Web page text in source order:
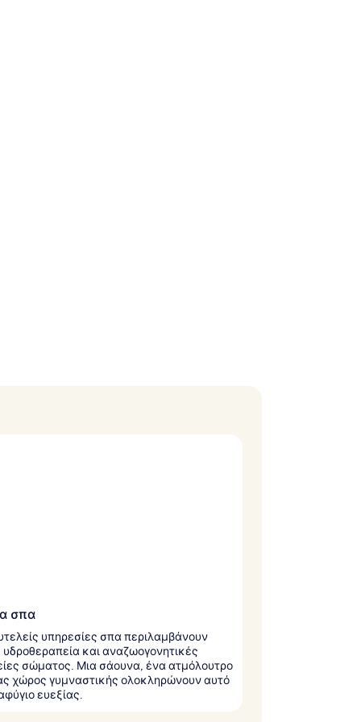
σπα
υπηρεσίες σπα περιλαμβάνουν
και αναζωογονητικές
σώματος. Μια σάουνα, ένα ατμόλουτρο
χώρος γυμναστικής ολοκληρώνουν αυτό
ευεξίας.